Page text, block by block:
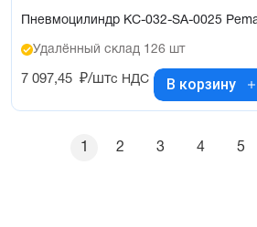
Пневмоцилиндр KC-032-SA-0025
Удалённый склад 126 шт
7 097,45 ₽/штс НДС В корзину
1 2 3 4 5